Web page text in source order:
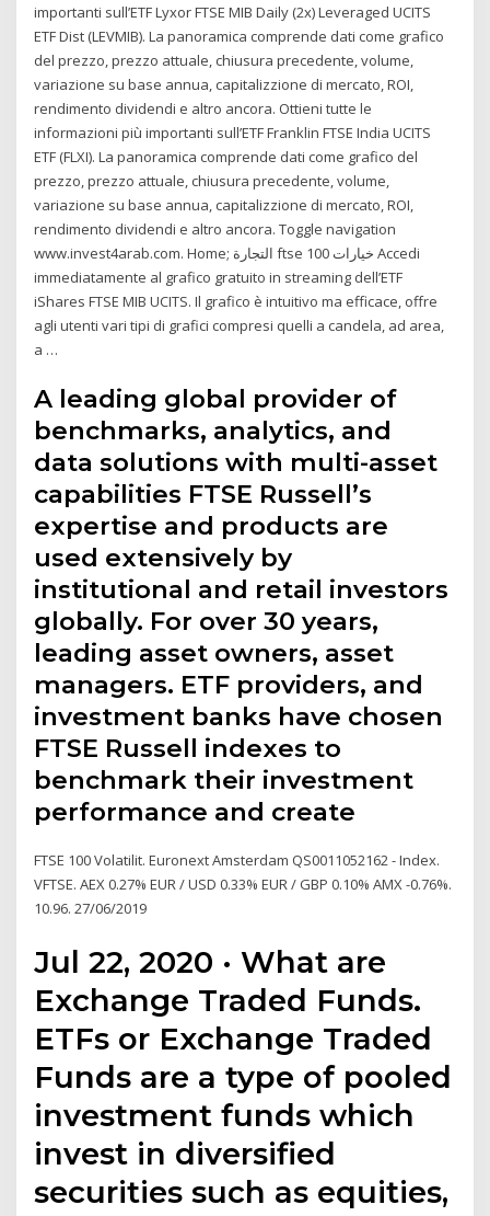
importanti sull’ETF Lyxor FTSE MIB Daily (2x) Leveraged UCITS
ETF Dist (LEVMIB). La panoramica comprende dati come grafico
del prezzo, prezzo attuale, chiusura precedente, volume,
variazione su base annua, capitalizzione di mercato, ROI,
rendimento dividendi e altro ancora. Ottieni tutte le
informazioni più importanti sull’ETF Franklin FTSE India UCITS
ETF (FLXI). La panoramica comprende dati come grafico del
prezzo, prezzo attuale, chiusura precedente, volume,
variazione su base annua, capitalizzione di mercato, ROI,
rendimento dividendi e altro ancora. Toggle navigation
www.invest4arab.com. Home; التجارة ftse 100 خيارات Accedi
immediatamente al grafico gratuito in streaming dell’ETF
iShares FTSE MIB UCITS. Il grafico è intuitivo ma efficace, offre
agli utenti vari tipi di grafici compresi quelli a candela, ad area,
a …
A leading global provider of
benchmarks, analytics, and
data solutions with multi-asset
capabilities FTSE Russell’s
expertise and products are
used extensively by
institutional and retail investors
globally. For over 30 years,
leading asset owners, asset
managers. ETF providers, and
investment banks have chosen
FTSE Russell indexes to
benchmark their investment
performance and create
FTSE 100 Volatilit. Euronext Amsterdam QS0011052162 - Index.
VFTSE. AEX 0.27% EUR / USD 0.33% EUR / GBP 0.10% AMX -0.76%.
10.96. 27/06/2019
Jul 22, 2020 · What are
Exchange Traded Funds.
ETFs or Exchange Traded
Funds are a type of pooled
investment funds which
invest in diversified
securities such as equities,